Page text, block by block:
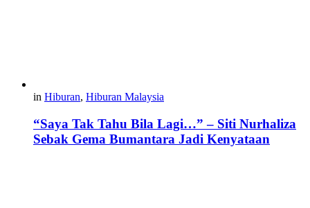
in Hiburan, Hiburan Malaysia
“Saya Tak Tahu Bila Lagi…” – Siti Nurhaliza
Sebak Gema Bumantara Jadi Kenyataan